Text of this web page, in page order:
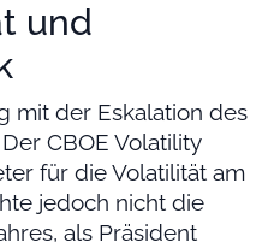
und
mit der Eskalation des
CBOE Volatility
für die Volatilität am
jedoch nicht die
als Präsident